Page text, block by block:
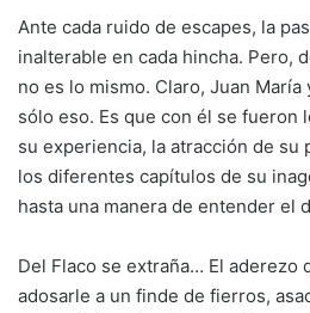
Ante cada ruido de escapes, la
inalterable en cada hincha. Pero,
no es lo mismo. Claro, Juan María
sólo eso. Es que con él se fueron
su experiencia, la atracción de su
los diferentes capítulos de su
hasta una manera de entender el
Del Flaco se extraña… El aderezo
adosarle a un finde de fierros,